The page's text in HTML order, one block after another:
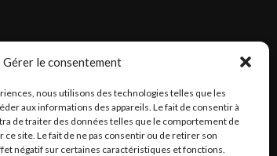
Gérer le consentement
nous utilisons des technologies telles que les
aux informations des appareils. Le fait de consentir à
de traiter des données telles que le comportement de
ce site. Le fait de ne pas consentir ou de retirer son
négatif sur certaines caractéristiques et fonctions.